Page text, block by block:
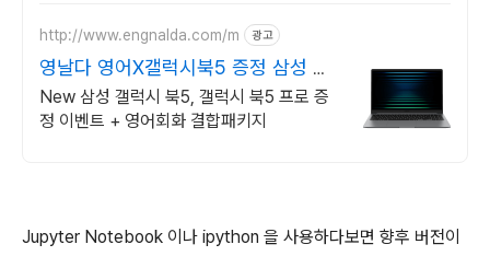
http://www.engnalda.com/m 광고
영날다 영어X갤럭시북5 증정 삼성 갤
럭시북5 프로 신제품
New 삼성 갤럭시 북5, 갤럭시 북5 프로 증
정 이벤트 + 영어회화 결합패키지
Jupyter Notebook 이나 ipython 을 사용하다보면 향후 버전이